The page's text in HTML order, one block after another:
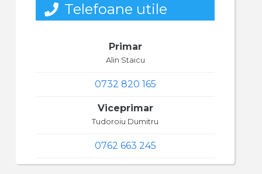
Telefoane utile
Primar
Alin Staicu
0732 820 165
Viceprimar
Tudoroiu Dumitru
0762 663 245